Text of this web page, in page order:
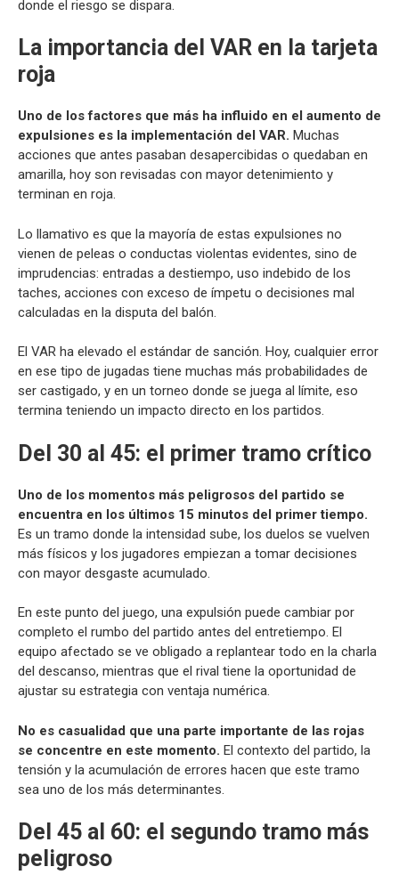
donde el riesgo se dispara.
La importancia del VAR en la tarjeta
roja
Uno de los factores que más ha influido en el aumento de
expulsiones es la implementación del VAR. Muchas
acciones que antes pasaban desapercibidas o quedaban en
amarilla, hoy son revisadas con mayor detenimiento y
terminan en roja.
Lo llamativo es que la mayoría de estas expulsiones no
vienen de peleas o conductas violentas evidentes, sino de
imprudencias: entradas a destiempo, uso indebido de los
taches, acciones con exceso de ímpetu o decisiones mal
calculadas en la disputa del balón.
El VAR ha elevado el estándar de sanción. Hoy, cualquier error
en ese tipo de jugadas tiene muchas más probabilidades de
ser castigado, y en un torneo donde se juega al límite, eso
termina teniendo un impacto directo en los partidos.
Del 30 al 45: el primer tramo crítico
Uno de los momentos más peligrosos del partido se
encuentra en los últimos 15 minutos del primer tiempo.
Es un tramo donde la intensidad sube, los duelos se vuelven
más físicos y los jugadores empiezan a tomar decisiones
con mayor desgaste acumulado.
En este punto del juego, una expulsión puede cambiar por
completo el rumbo del partido antes del entretiempo. El
equipo afectado se ve obligado a replantear todo en la charla
del descanso, mientras que el rival tiene la oportunidad de
ajustar su estrategia con ventaja numérica.
No es casualidad que una parte importante de las rojas
se concentre en este momento. El contexto del partido, la
tensión y la acumulación de errores hacen que este tramo
sea uno de los más determinantes.
Del 45 al 60: el segundo tramo más
peligroso